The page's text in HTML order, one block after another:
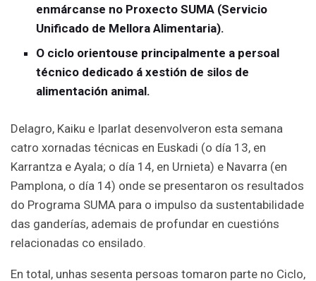
enmárcanse no Proxecto SUMA (Servicio
Unificado de Mellora Alimentaria).
O ciclo orientouse principalmente a persoal
técnico dedicado á xestión de silos de
alimentación animal.
Delagro, Kaiku e Iparlat desenvolveron esta semana
catro xornadas técnicas en Euskadi (o día 13, en
Karrantza e Ayala; o día 14, en Urnieta) e Navarra (en
Pamplona, o día 14) onde se presentaron os resultados
do Programa SUMA para o impulso da sustentabilidade
das ganderías, ademais de profundar en cuestións
relacionadas co ensilado.
En total, unhas sesenta persoas tomaron parte no Ciclo,